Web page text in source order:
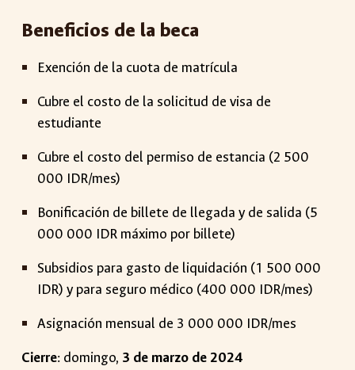
Beneficios de la beca
Exención de la cuota de matrícula
Cubre el costo de la solicitud de visa de
estudiante
Cubre el costo del permiso de estancia (2 500
000 IDR/mes)
Bonificación de billete de llegada y de salida (5
000 000 IDR máximo por billete)
Subsidios para gasto de liquidación (1 500 000
IDR) y para seguro médico (400 000 IDR/mes)
Asignación mensual de 3 000 000 IDR/mes
Cierre: domingo, 3 de marzo de 2024